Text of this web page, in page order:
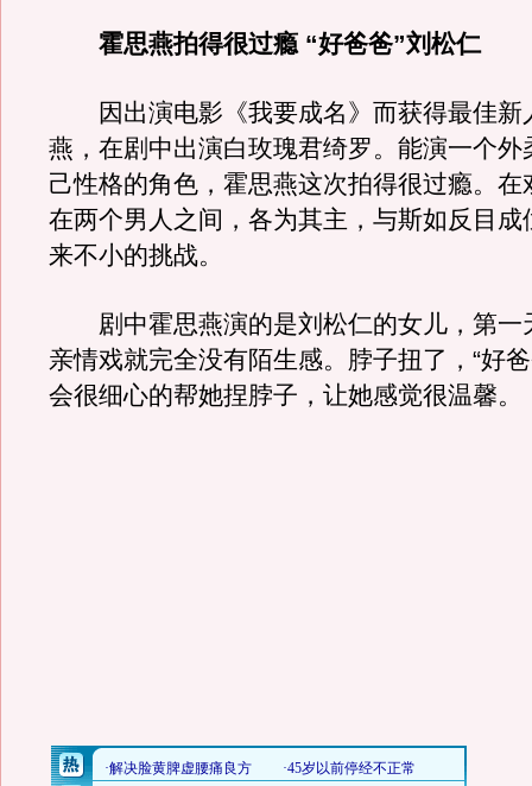
霍思燕拍得很过瘾 “好爸爸”刘松仁
因出演电影《我要成名》而获得最佳新
燕，在剧中出演白玫瑰君绮罗。能演一个外
己性格的角色，霍思燕这次拍得很过瘾。在
在两个男人之间，各为其主，与斯如反目成
来不小的挑战。
剧中霍思燕演的是刘松仁的女儿，第一
亲情戏就完全没有陌生感。脖子扭了，“好
会很细心的帮她捏脖子，让她感觉很温馨。